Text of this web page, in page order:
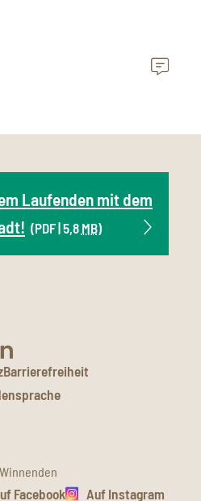
Laufenden mit dem
(PDF | 5,8 MB)
Barrierefreiheit
Facebook Auf Instagram